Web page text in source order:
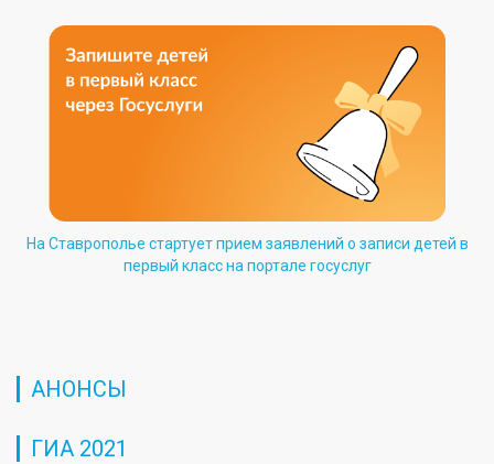
На Ставрополье стартует прием заявлений о записи детей в
первый класс на портале госуслуг
АНОНСЫ
ГИА 2021